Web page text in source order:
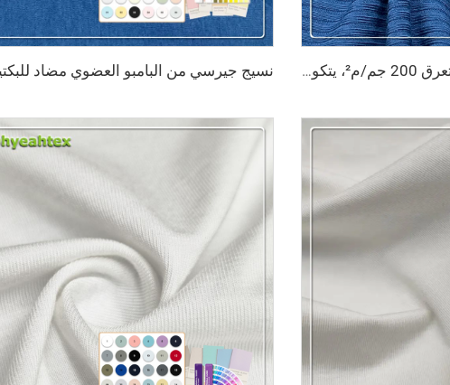
نسيج مضاد للبكتيريا ومضاد للتعرق 200 جم/م²، يتكون من 95% بامبو و5% سبانديكس بنسيج قطني ثلاثي × ثلاثي مناسب للملابس الداخلية المُشكِّلة للجسم